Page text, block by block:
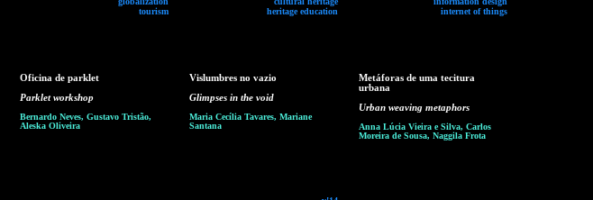
tourism
heritage education
internet of things
Oficina de parklet
Parklet workshop
Bernardo Neves, Gustavo Tristão,
Aleska Oliveira
Vislumbres no vazio
Glimpses in the void
Maria Cecília Tavares, Mariane
Santana
Metáforas de uma tecitura
urbana
Urban weaving metaphors
Anna Lúcia Vieira e Silva, Carlos
Moreira de Sousa, Naggila Frota